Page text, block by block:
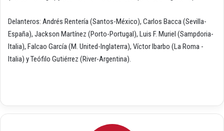
Delanteros: Andrés Rentería (Santos-México), Carlos Bacca (Sevilla-
España), Jackson Martínez (Porto-Portugal), Luis F. Muriel (Sampdoria-
Italia), Falcao García (M. United-Inglaterra), Víctor Ibarbo (La Roma -
Italia) y Teófilo Gutiérrez (River-Argentina).